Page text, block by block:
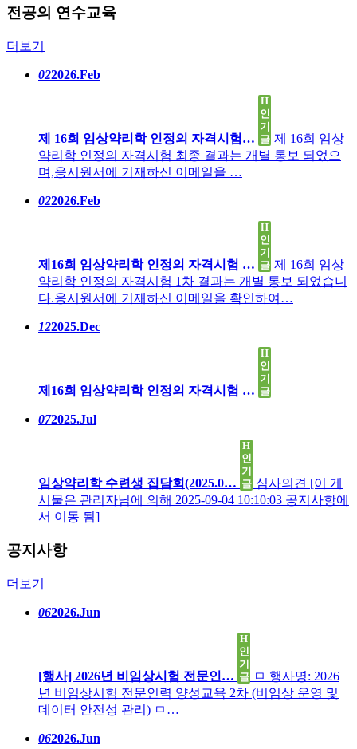
전공의 연수교육
더보기
022026.Feb
제 16회 임상약리학 인정의 자격시험…
H
인
기
글 제 16회 임상
약리학 인정의 자격시험 최종 결과는 개별 통보 되었으
며,응시원서에 기재하신 이메일을 …
022026.Feb
제16회 임상약리학 인정의 자격시험 …
H
인
기
글 제 16회 임상
약리학 인정의 자격시험 1차 결과는 개별 통보 되었습니
다.응시원서에 기재하신 이메일을 확인하여…
122025.Dec
제16회 임상약리학 인정의 자격시험 …
H
인
기
글
072025.Jul
임상약리학 수련생 집담회(2025.0…
H
인
기
글 심사의견 [이 게
시물은 관리자님에 의해 2025-09-04 10:10:03 공지사항에
서 이동 됨]
공지사항
더보기
062026.Jun
[행사] 2026년 비임상시험 전문인…
H
인
기
글 ㅁ 행사명: 2026
년 비임상시험 전문인력 양성교육 2차 (비임상 운영 및
데이터 안전성 관리) ㅁ…
062026.Jun